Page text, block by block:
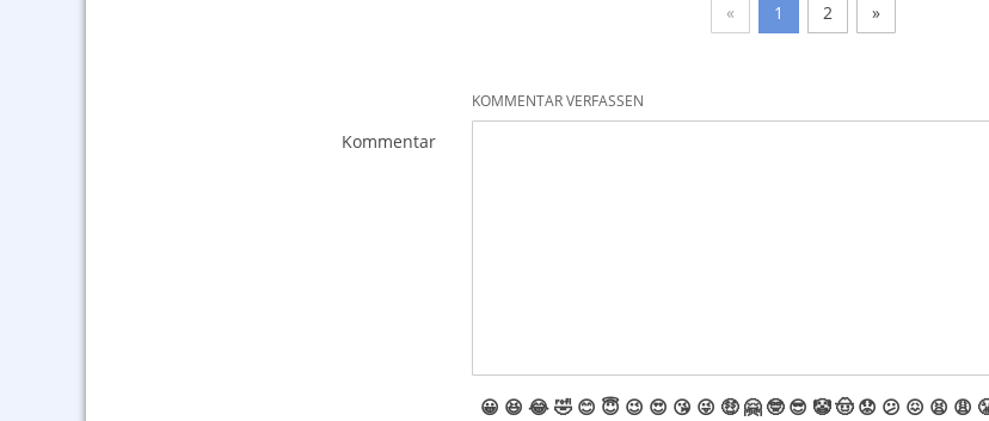
« 1 2 »
KOMMENTAR VERFASSEN
Kommentar
😀 😆 😂🤣 😊 😇 😉 😍 😘 😜 🤑 🤗 🤓 😎 🤡🤠 😟 😕 😖 😫 😩